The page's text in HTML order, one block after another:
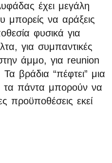
έχει μεγάλη
μπορείς να αράξεις
φυσικά για
για συμπαντικές
άμμο, για reunion
βράδια “πέφτει” μια
τα πάντα μπορούν να
προϋποθέσεις εκεί